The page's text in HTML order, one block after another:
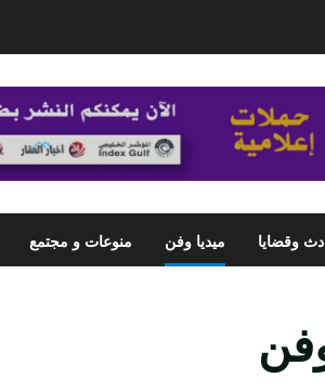
وقضايا ميديا وفن منوعات و مجتمع